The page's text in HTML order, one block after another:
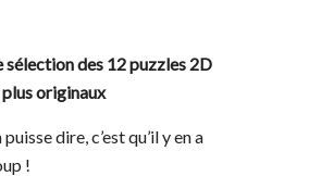
des 12 puzzles 2D
originaux
dire, c’est qu’il y en a
!